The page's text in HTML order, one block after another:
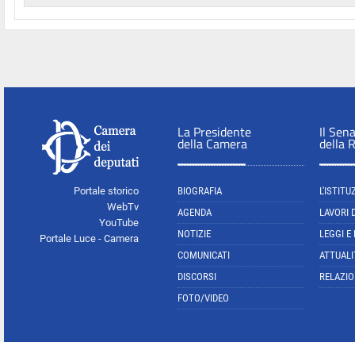
Portale storico
WebTv
YouTube
Portale Luce - Camera
La Presidente
della Camera
BIOGRAFIA
AGENDA
NOTIZIE
COMUNICATI
DISCORSI
FOTO/VIDEO
Il
della
LAVORI
LEGGI E